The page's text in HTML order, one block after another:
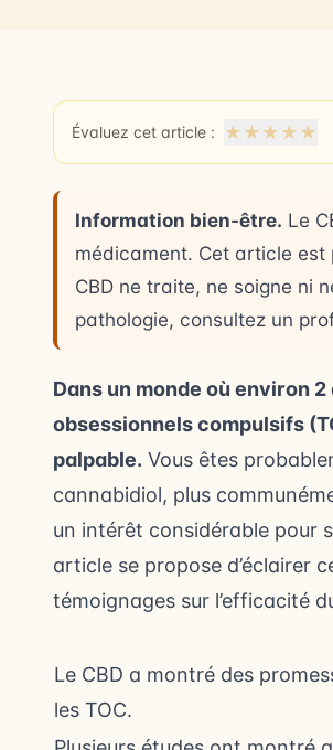
Évaluez cet article : ★ ★ ★ ★ ★
Information bien-être. Le
médicament. Cet article
CBD ne traite, ne soigne ni
pathologie, consultez un
Dans un monde où environ
obsessionnels compulsifs
palpable. Vous êtes
cannabidiol, plus
un intérêt considérable pour
article se propose d’éclairer
témoignages sur l’efficacité
Le CBD a montré des
les TOC.